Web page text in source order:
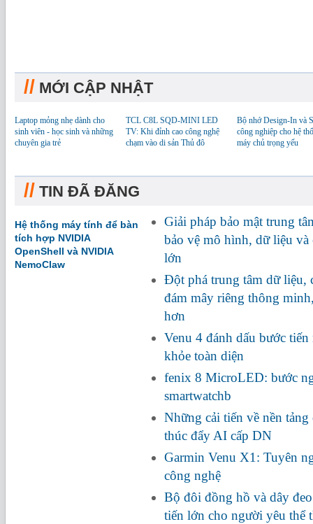
// MỚI CẬP NHẬT
Laptop mỏng nhẹ dành cho
sinh viên - học sinh và những
chuyên gia trẻ
TCL C8L SQD-MINI LED
TV: Khi đỉnh cao công nghệ
chạm vào di sản Thủ đô
Bộ nhớ Design-In và
công nghiệp cho hệ
máy chủ trọng yếu
// TIN ĐÃ ĐĂNG
Hệ thống máy tính để bàn
tích hợp NVIDIA
OpenShell và NVIDIA
NemoClaw
Giải pháp bảo mật trung
bảo vệ mô hình, dữ liệu
lớn
Đột phá trung tâm dữ liệu,
đám mây riêng thông
hơn
Venu 4 đánh dấu bước
khỏe toàn diện
fenix 8 MicroLED: bước
smartwatchb
Những cải tiến về nền
thúc đẩy AI cấp DN
Garmin Venu X1: Tuyên
công nghệ
Bộ đôi đồng hồ và dây
tiến lớn cho người yêu thể